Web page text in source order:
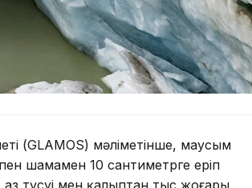
(GLAMOS) мәліметінше, маусым
шамамен 10 сантиметрге еріп
түсуі мен қалыптан тыс жоғары